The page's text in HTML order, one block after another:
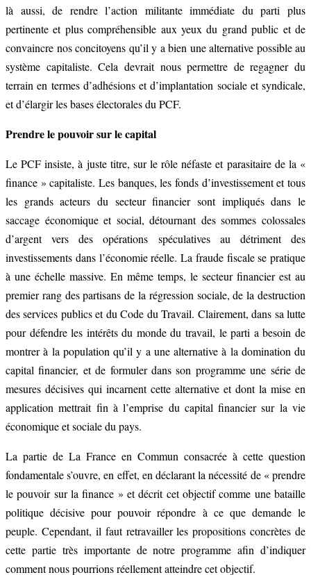
là aussi, de rendre l’action militante immédiate du parti plus
pertinente et plus compréhensible aux yeux du grand public et de
convaincre nos concitoyens qu’il y a bien une alternative possible au
système capitaliste. Cela devrait nous permettre de regagner du
terrain en termes d’adhésions et d’implantation sociale et syndicale,
et d’élargir les bases électorales du PCF.
Prendre le pouvoir sur le capital
Le PCF insiste, à juste titre, sur le rôle néfaste et parasitaire de la «
finance » capitaliste. Les banques, les fonds d’investissement et tous
les grands acteurs du secteur financier sont impliqués dans le
saccage économique et social, détournant des sommes colossales
d’argent vers des opérations spéculatives au détriment des
investissements dans l’économie réelle. La fraude fiscale se pratique
à une échelle massive. En même temps, le secteur financier est au
premier rang des partisans de la régression sociale, de la destruction
des services publics et du Code du Travail. Clairement, dans sa lutte
pour défendre les intérêts du monde du travail, le parti a besoin de
montrer à la population qu’il y a une alternative à la domination du
capital financier, et de formuler dans son programme une série de
mesures décisives qui incarnent cette alternative et dont la mise en
application mettrait fin à l’emprise du capital financier sur la vie
économique et sociale du pays.
La partie de La France en Commun consacrée à cette question
fondamentale s’ouvre, en effet, en déclarant la nécessité de « prendre
le pouvoir sur la finance » et décrit cet objectif comme une bataille
politique décisive pour pouvoir répondre à ce que demande le
peuple. Cependant, il faut retravailler les propositions concrètes de
cette partie très importante de notre programme afin d’indiquer
comment nous pourrions réellement atteindre cet objectif.